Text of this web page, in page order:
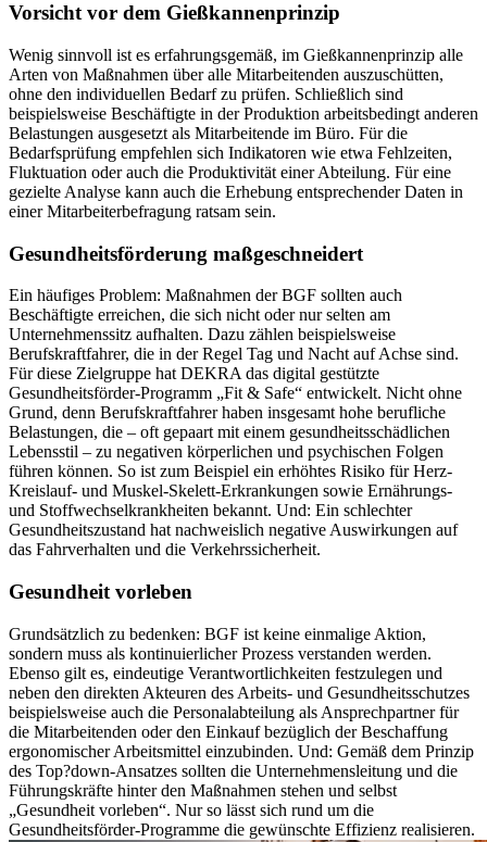
Vorsicht vor dem Gießkannenprinzip
Wenig sinnvoll ist es erfahrungsgemäß, im Gießkannenprinzip alle
Arten von Maßnahmen über alle Mitarbeitenden auszuschütten,
ohne den individuellen Bedarf zu prüfen. Schließlich sind
beispielsweise Beschäftigte in der Produktion arbeitsbedingt anderen
Belastungen ausgesetzt als Mitarbeitende im Büro. Für die
Bedarfsprüfung empfehlen sich Indikatoren wie etwa Fehlzeiten,
Fluktuation oder auch die Produktivität einer Abteilung. Für eine
gezielte Analyse kann auch die Erhebung entsprechender Daten in
einer Mitarbeiterbefragung ratsam sein.
Gesundheitsförderung maßgeschneidert
Ein häufiges Problem: Maßnahmen der BGF sollten auch
Beschäftigte erreichen, die sich nicht oder nur selten am
Unternehmenssitz aufhalten. Dazu zählen beispielsweise
Berufskraftfahrer, die in der Regel Tag und Nacht auf Achse sind.
Für diese Zielgruppe hat DEKRA das digital gestützte
Gesundheitsförder-Programm „Fit & Safe“ entwickelt. Nicht ohne
Grund, denn Berufskraftfahrer haben insgesamt hohe beruf­liche
Belastungen, die – oft gepaart mit einem gesundheitsschädlichen
Lebensstil – zu negativen körperlichen und psychischen Folgen
führen können. So ist zum Beispiel ein erhöhtes Risiko für Herz-
Kreislauf- und Muskel-Skelett-Erkrankungen sowie Ernährungs-
und Stoffwechselkrankheiten bekannt. Und: Ein schlechter
Gesundheitszustand hat nachweislich negative Auswirkungen auf
das Fahrverhalten und die Verkehrssicherheit.
Gesundheit vorleben
Grundsätzlich zu bedenken: BGF ist keine einmalige Aktion,
sondern muss als kontinuierlicher Prozess verstanden werden.
Ebenso gilt es, eindeutige Verantwortlichkeiten festzulegen und
neben den direkten Akteuren des Arbeits- und Gesundheitsschutzes
beispielsweise auch die Personalabteilung als Ansprechpartner für
die Mitarbeitenden oder den Einkauf bezüglich der Beschaffung
ergonomischer Arbeitsmittel einzubinden. Und: Gemäß dem Prinzip
des Top?down-Ansatzes sollten die Unternehmensleitung und die
Führungskräfte hinter den Maßnahmen stehen und selbst
„Gesundheit vorleben“. Nur so lässt sich rund um die
Gesundheitsförder-Programme die gewünschte Effizienz realisieren.